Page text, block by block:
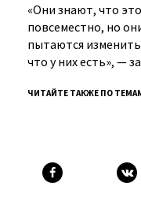
«Они знают, что
повсеместно, но
пытаются
что у них есть», —
ЧИТАЙТЕ ТАКЖЕ ПО